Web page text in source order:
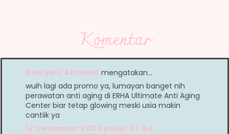
Komentar
Andiyani Achmad mengatakan…
wuih lagi ada promo ya, lumayan banget nih
perawatan anti aging di ERHA Ultimate Anti Aging
Center biar tetap glowing meski usia makin
cantiik ya
12 Desember 2023 pukul 07.54